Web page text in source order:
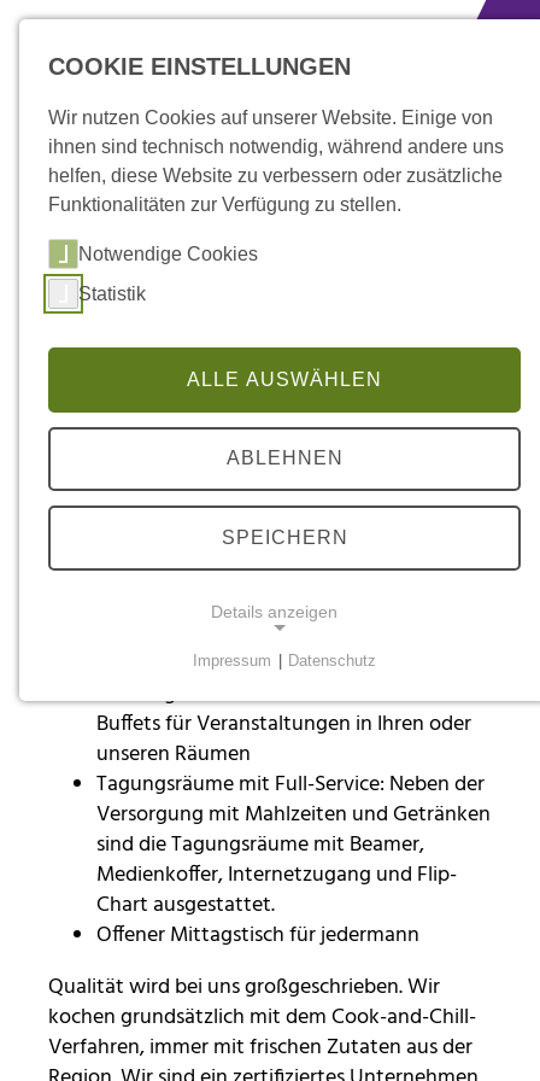
zum Inhalt springen
Leistungen, Produkte» Gastronomie
Gastronomie
Die Gastronomie der Stiftung Scheuern hat
Ihnen viel zu bieten:
Cateringservice mit warmen und kalten
Buffets für Veranstaltungen in Ihren oder
unseren Räumen
Tagungsräume mit Full-Service: Neben der
Versorgung mit Mahlzeiten und Getränken
sind die Tagungsräume mit Beamer,
Medienkoffer, Internetzugang und Flip-
Chart ausgestattet.
Offener Mittagstisch für jedermann
Qualität wird bei uns großgeschrieben. Wir
kochen grundsätzlich mit dem Cook-and-Chill-
Verfahren, immer mit frischen Zutaten aus der
COOKIE EINSTELLUNGEN
Wir nutzen Cookies auf unserer Website. Einige von
ihnen sind technisch notwendig, während andere uns
helfen, diese Website zu verbessern oder zusätzliche
Funktionalitäten zur Verfügung zu stellen.
Notwendige Cookies
Statistik
ALLE AUSWÄHLEN
ABLEHNEN
SPEICHERN
Details anzeigen
Notwendige Cookies ermöglichen grundlegende
Funktionen und sind für die einwandfreie Funktion
der Website erforderlich.
Einverständnis-Cookie
Name:
cookie_consent
Dieser Cookie speichert die ausgewählten
Einverständnis-Optionen des Benutzers
Cookie Laufzeit:
1 Jahr
Impressum Datenschutz